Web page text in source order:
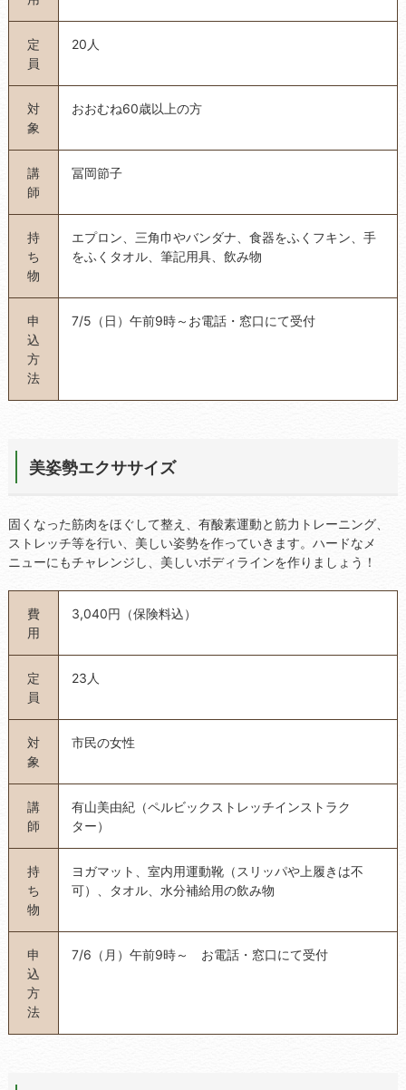
定
員
20人
対
象
おおむね60歳以上の方
講
師
冨岡節子
持
ち
物
エプロン、三角巾やバンダナ、食器をふくフキン、手
をふくタオル、筆記用具、飲み物
申
込
方
法
7/5（日）午前9時～お電話・窓口にて受付
美姿勢エクササイズ
固くなった筋肉をほぐして整え、有酸素運動と筋力トレーニング、
ストレッチ等を行い、美しい姿勢を作っていきます。ハードなメ
ニューにもチャレンジし、美しいボディラインを作りましょう！
費
用
3,040円（保険料込）
定
員
23人
対
象
市民の女性
講
師
有山美由紀（ペルビックストレッチインストラク
ター）
持
ち
物
ヨガマット、室内用運動靴（スリッパや上履きは不
可）、タオル、水分補給用の飲み物
申
込
方
法
7/6（月）午前9時～ お電話・窓口にて受付